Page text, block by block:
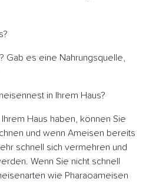
Gab es eine Nahrungsquelle,
in Ihrem Haus?
Haus haben, können Sie
und wenn Ameisen bereits
schnell sich vermehren und
Wenn Sie nicht schnell
wie Pharaoameisen